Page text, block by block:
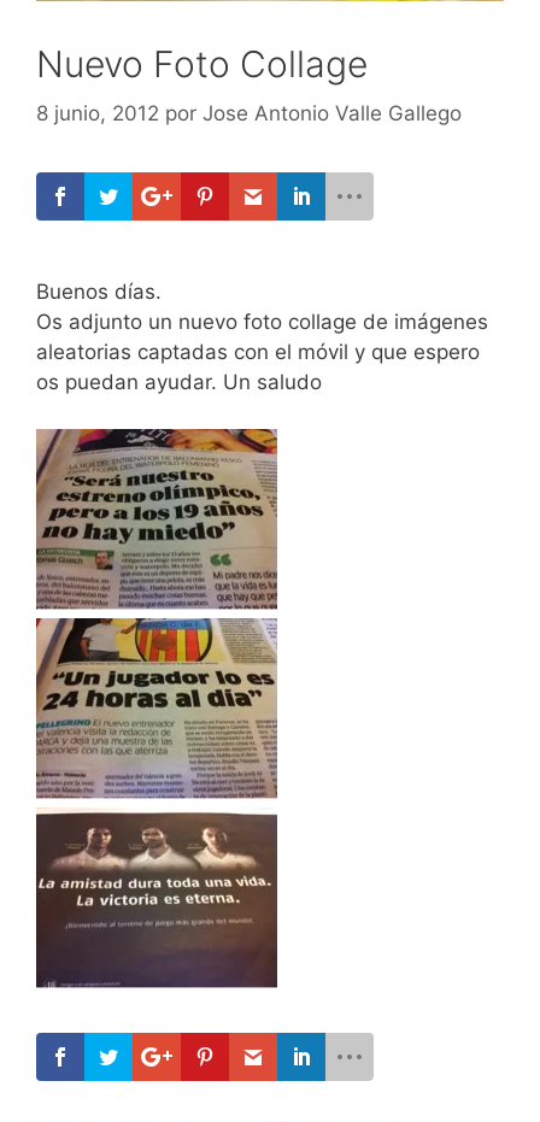
Nuevo Foto Collage
8 junio, 2012 por Jose Antonio Valle Gallego
Buenos días.
Os adjunto un nuevo foto collage de imágenes
aleatorias captadas con el móvil y que espero
os puedan ayudar. Un saludo